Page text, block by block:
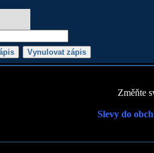
Změňte
Slevy do